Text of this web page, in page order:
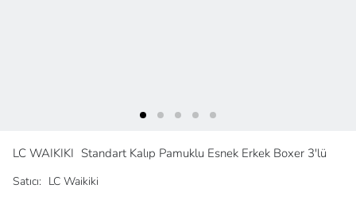
LC WAIKIKI Standart Kalıp Pamuklu Esnek Erkek Boxer 3'lü
Satıcı: LC Waikiki